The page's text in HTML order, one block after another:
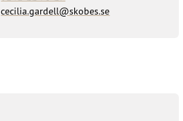
cecilia.gardell@skobes.se